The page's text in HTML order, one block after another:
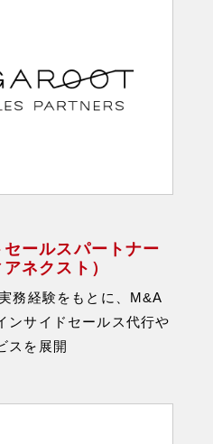
ールスパートナー
ネクスト）
務経験をもとに、M&A
ンサイドセールス代行や
スを展開